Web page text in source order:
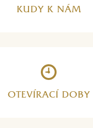
KUDY K NÁM
OTEVÍRACÍ DOBY